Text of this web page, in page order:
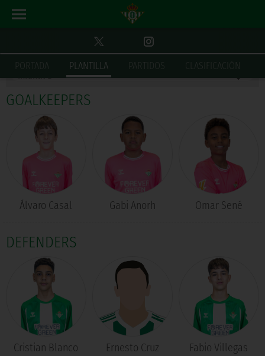
PORTADA PLANTILLA PARTIDOS CLASIFICACIÓN
INFANTIL B
GOALKEEPERS
Álvaro Casal Gabi Anorh Omar Sené
DEFENDERS
Cristian Blanco Ernesto Cruz Fabio Villegas